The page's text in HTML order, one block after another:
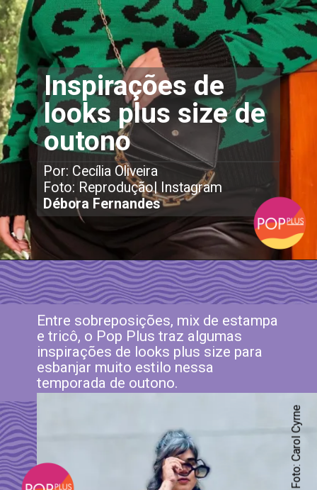
Inspirações de
looks plus size de
outono
Por: Cecília Oliveira
Foto: Reprodução| Instagram
Débora Fernandes
Entre sobreposições, mix de estampa
e tricô, o Pop Plus traz algumas
inspirações de looks plus size para
esbanjar muito estilo nessa
temporada de outono.
Foto: Carol Cyrne